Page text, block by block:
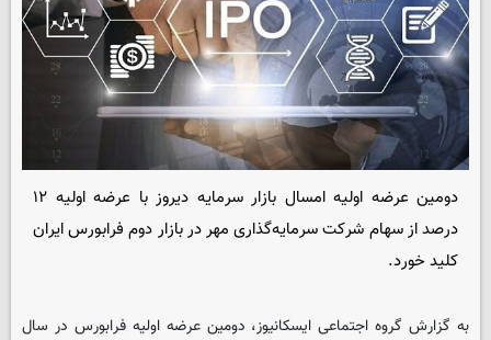
دومین عرضه ‌اولیه امسال بازار سرمایه دیروز با عرضه اولیه ۱۲
درصد از سهام شرکت سرمایه‌گذاری مهر در بازار دوم فرابورس ایران
کلید خورد.
به گزارش گروه اجتماعی ایسکانیوز، دومین عرضه اولیه فرابورس در سال